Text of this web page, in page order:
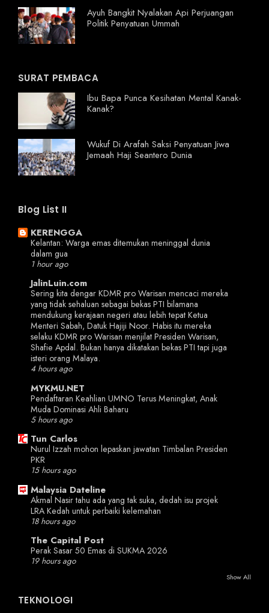
Ayuh Bangkit Nyalakan Api Perjuangan
Politik Penyatuan Ummah
SURAT PEMBACA
Ibu Bapa Punca Kesihatan Mental Kanak-
Kanak?
Wukuf Di Arafah Saksi Penyatuan Jiwa
Jemaah Haji Seantero Dunia
Blog List II
KERENGGA
Kelantan: Warga emas ditemukan meninggal dunia
dalam gua
1 hour ago
JalinLuin.com
Sering kita dengar KDMR pro Warisan mencaci mereka
yang tidak sehaluan sebagai bekas PTI bilamana
mendukung kerajaan negeri atau lebih tepat Ketua
Menteri Sabah, Datuk Hajiji Noor. Habis itu mereka
selaku KDMR pro Warisan menjilat Presiden Warisan,
Shafie Apdal. Bukan hanya dikatakan bekas PTI tapi juga
isteri orang Malaya.
4 hours ago
MYKMU.NET
Pendaftaran Keahlian UMNO Terus Meningkat, Anak
Muda Dominasi Ahli Baharu
5 hours ago
Tun Carlos
Nurul Izzah mohon lepaskan jawatan Timbalan Presiden
PKR
15 hours ago
Malaysia Dateline
Akmal Nasir tahu ada yang tak suka, dedah isu projek
LRA Kedah untuk perbaiki kelemahan
18 hours ago
The Capital Post
Perak Sasar 50 Emas di SUKMA 2026
19 hours ago
Show All
TEKNOLOGI